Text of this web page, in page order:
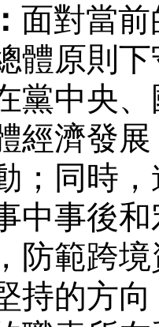
面對當
體原則
黨中央
經濟發
；同時
中事後
防範跨
持的方